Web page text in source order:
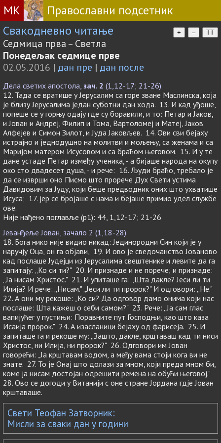
МК
Православни подсетник
Свакодневно читање
+ – TT
Седмица прва – Светла
Понедељак седмице прве
02.05.2016 | дан пре | дан после
Дела светих апостола, зач. 2 (1,12-17; 21-26)
12. Тада се вратише у Јерусалим са горе зване Маслинска, која
је близу Јерусалима један суботни дан хода. 13. И кад уђоше,
попеше се у горњу одају где су боравили, и то: Петар и Јаков,
и Јован и Андреј, Филип и Тома, Вартоломеј и Матеј, Јаков
Алфејев и Симон Зилот, и Јуда Јаковљев. 14. Ови сви бејаху
истрајно и једнодушно на молитви и мољењу, са женама и са
Маријом матером Исусовом и са браћом његовом. 15. И у те
дане устаде Петар између ученика, - а бијаше народа на окупу
око сто двадесет душа, - и рече: 16. Људи браћо, требало је
да се изврши оно Писмо што прорече Дух Свети устима
Давидовим за Јуду, који беше предводник оних што ухватише
Исуса; 17. јер се бројаше с нама и бејаше примио удел службе
ове.
Није нађено поглавље (p1): 44, 1,12-17; 21-26
Јеванђеље Јован, зачало 2 (1,18-28)
18. Бога нико није видио никад: Јединородни Син који је у
наручју Оца, он га објави, 19. И ово је сведочанство Јованово
кад послаше Јудејци из Јерусалима свештенике и левите да га
запитају: „Ко си ти?" 20. И признаде и не порече; и признаде:
„Ја нисам Христос." 21. И упиташе га: „Шта дакле? Јеси ли ти
Илија? И рече: „Нисам." „Јеси ли ти пророк?" И одговори: „Не."
22. А они му рекоше: „Ко си? Да одговор дамо онима који нас
послаше: Шта кажеш о себи самом?" 23. Рече: „Ја сам глас
вапијућег у пустињи: Поравните пут Господњи, као што каза
Исаија пророк." 24. А изасланици бејаху од фарисеја. 25. И
запиташе га и рекоше му: „Зашто, дакле, крштаваш кад ти ниси
Христос, ни Илија, ни пророк?" 26. Одговори им Јован
говорећи: „Ја крштавам водом, а међу вама стоји кога ви не
знате. 27. То је Онај што долази за мном, који преда мном би,
коме ја нисам достојан одрешити ремена на обући његовој."
28. Ово се догоди у Витанији с оне стране Јордана гдје Јован
крштаваше.
Свети Теофан Затворник:
Мисли за сваки дан у години